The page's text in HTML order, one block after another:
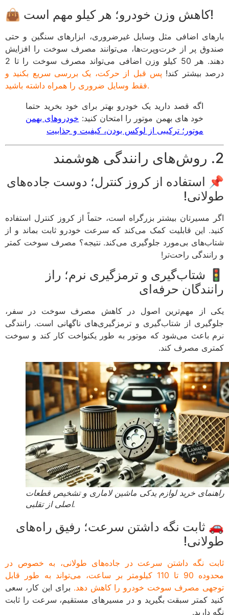
👜 کاهش وزن خودرو؛ هر کیلو مهم است!
بارهای اضافی مثل وسایل غیرضروری، ابزارهای سنگین و حتی
صندوق پر از خرت‌وپرت‌ها، می‌توانند مصرف سوخت را افزایش
دهند. هر 50 کیلو وزن اضافی می‌تواند مصرف سوخت را تا 2
درصد بیشتر کند! پس قبل از حرکت، یک بررسی سریع بکنید و
فقط وسایل ضروری را همراه داشته باشید.
اگه قصد دارید یک خودرو بهتر برای خود بخرید حتما
خود های بهمن موتور را امتحان کنید: خودروهای بهمن
موتور؛ ترکیبی از لوکس بودن، کیفیت و جذابیت
2. روش‌های رانندگی هوشمند
📌 استفاده از کروز کنترل؛ دوست جاده‌های
طولانی!
اگر مسیرتان بیشتر بزرگراه است، حتماً از کروز کنترل استفاده
کنید. این قابلیت کمک می‌کند که سرعت خودرو ثابت بماند و از
شتاب‌های بی‌مورد جلوگیری می‌کند. نتیجه؟ مصرف سوخت کمتر
و رانندگی راحت‌تر!
🚦 شتاب‌گیری و ترمزگیری نرم؛ راز
رانندگان حرفه‌ای
یکی از مهم‌ترین اصول در کاهش مصرف سوخت در سفر،
جلوگیری از شتاب‌گیری و ترمزگیری‌های ناگهانی است. رانندگی
نرم باعث می‌شود که موتور به طور یکنواخت کار کند و سوخت
کمتری مصرف کند.
راهنمای خرید لوازم یدکی ماشین لاماری و تشخیص قطعات
اصلی از تقلبی.
🚗 ثابت نگه داشتن سرعت؛ رفیق راه‌های
طولانی!
ثابت نگه داشتن سرعت در جاده‌های طولانی، به خصوص در
محدوده 90 تا 110 کیلومتر بر ساعت، می‌تواند به طور قابل
توجهی مصرف سوخت خودرو را کاهش دهد. برای این کار، سعی
کنید کمتر سبقت بگیرید و در مسیرهای مستقیم، سرعت را ثابت
نگه دارید.